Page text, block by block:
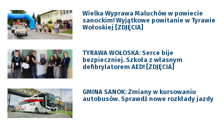
Wielka Wyprawa Maluchów w powiecie
sanockim! Wyjątkowe powitanie w Tyrawie
Wołoskiej [ZDJĘCIA]
TYRAWA WOŁOSKA: Serce bije
bezpieczniej. Szkoła z własnym
defibrylatorem AED! [ZDJĘCIA]
GMINA SANOK: Zmiany w kursowaniu
autobusów. Sprawdź nowe rozkłady jazdy